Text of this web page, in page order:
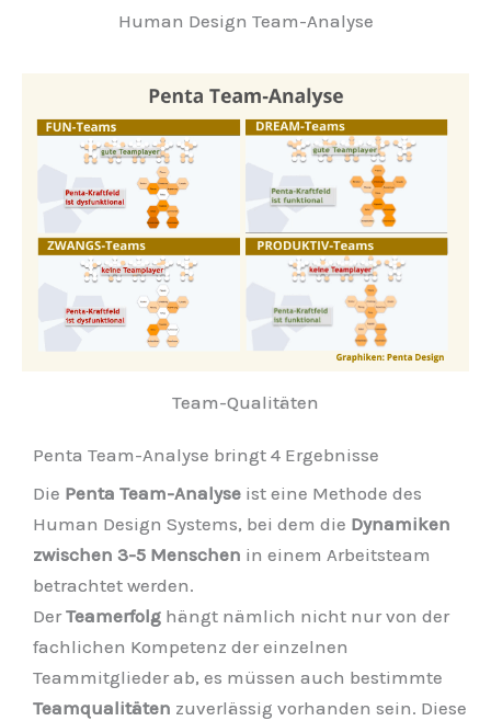
Human Design Team-Analyse
Team-Qualitäten
Penta Team-Analyse bringt 4 Ergebnisse
Die Penta Team-Analyse ist eine Methode des
Human Design Systems, bei dem die Dynamiken
zwischen 3-5 Menschen in einem Arbeitsteam
betrachtet werden.
DerTeamerfolg hängt nämlich nicht nur von der
fachlichen Kompetenz der einzelnen
Teammitglieder ab, es müssen auch bestimmte
Teamqualitäten zuverlässig vorhanden sein. Diese